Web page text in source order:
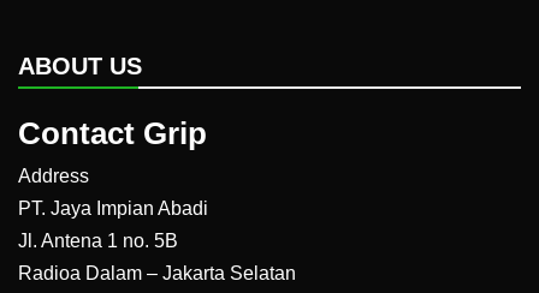
ABOUT US
Contact Grip
Address
PT. Jaya Impian Abadi
Jl. Antena 1 no. 5B
Radioa Dalam – Jakarta Selatan